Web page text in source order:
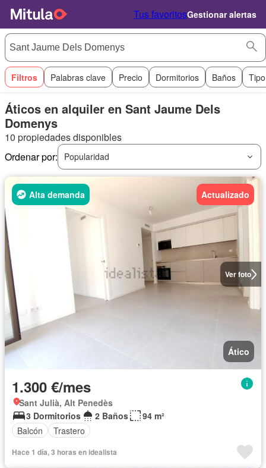
Tus favoritosGestionar alertas
Filtros Palabras clave Precio Dormitorios Baños
Áticos en alquiler en Sant Jaume Dels
Domenys
10 propiedades disponibles
Ordenar por:
Popularidad
Ver foto
Alta demanda Actualizado
Ático
1.300 €/mes
Sant Julià, Alt Penedès
3 Dormitorios
2 Baños
94 m²
Balcón
Trastero
Hace 1 día, 3 horas en idealista